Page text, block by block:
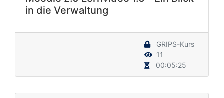
in die Verwaltung
GRIPS-Kurs
11
00:05:25